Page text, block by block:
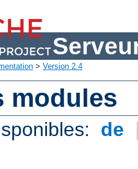
> Version 2.4
modules
de